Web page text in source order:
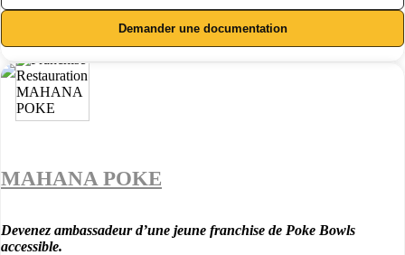
Demander une documentation
MAHANA POKE
Devenez ambassadeur d’une jeune franchise de Poke Bowls
accessible.